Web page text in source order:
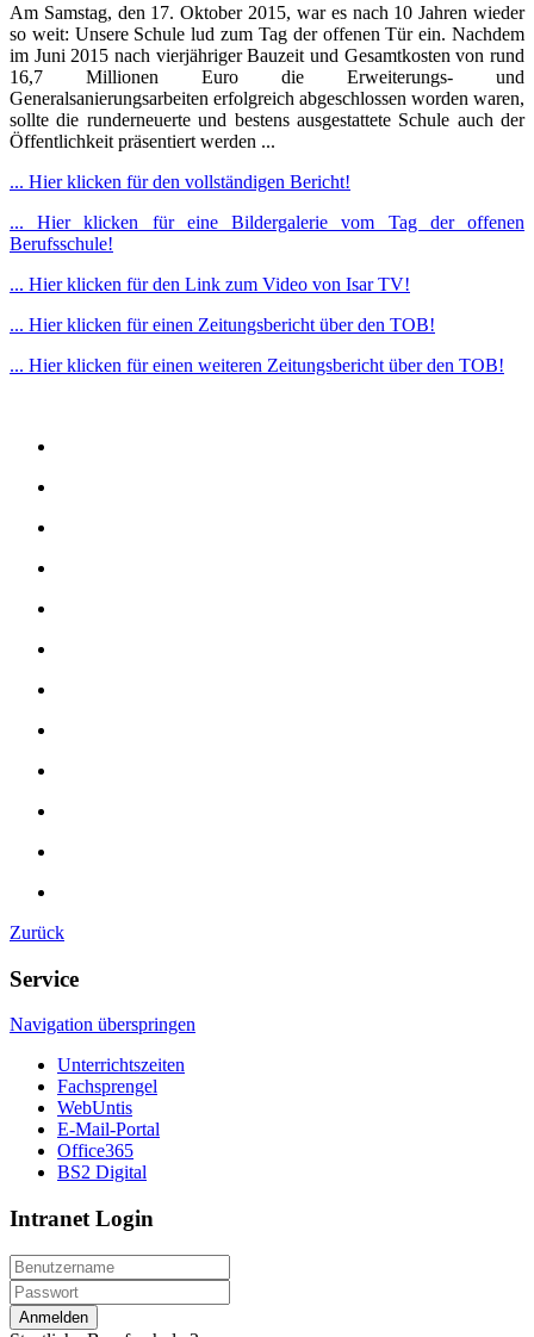
Am Samstag, den 17. Oktober 2015, war es nach 10 Jahren wieder
so weit: Unsere Schule lud zum Tag der offenen Tür ein. Nachdem
im Juni 2015 nach vierjähriger Bauzeit und Gesamtkosten von rund
16,7 Millionen Euro die Erweiterungs- und
Generalsanierungsarbeiten erfolgreich abgeschlossen worden waren,
sollte die runderneuerte und bestens ausgestattete Schule auch der
Öffentlichkeit präsentiert werden ...
... Hier klicken für den vollständigen Bericht!
... Hier klicken für eine Bildergalerie vom Tag der offenen
Berufsschule!
... Hier klicken für den Link zum Video von Isar TV!
... Hier klicken für einen Zeitungsbericht über den TOB!
... Hier klicken für einen weiteren Zeitungsbericht über den TOB!
Zurück
Service
Navigation überspringen
Unterrichtszeiten
Fachsprengel
WebUntis
E-Mail-Portal
Office365
BS2 Digital
Intranet Login
Anmelden